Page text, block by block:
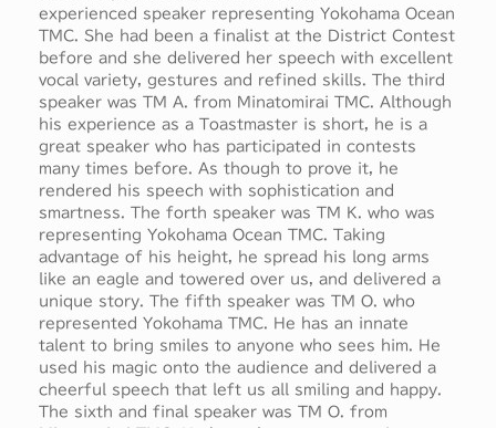
experienced speaker representing Yokohama Ocean
TMC. She had been a finalist at the District Contest
before and she delivered her speech with excellent
vocal variety, gestures and refined skills. The third
speaker was TM A. from Minatomirai TMC. Although
his experience as a Toastmaster is short, he is a
great speaker who has participated in contests
many times before. As though to prove it, he
rendered his speech with sophistication and
smartness. The forth speaker was TM K. who was
representing Yokohama Ocean TMC. Taking
advantage of his height, he spread his long arms
like an eagle and towered over us, and delivered a
unique story. The fifth speaker was TM O. who
represented Yokohama TMC. He has an innate
talent to bring smiles to anyone who sees him. He
used his magic onto the audience and delivered a
cheerful speech that left us all smiling and happy.
The sixth and final speaker was TM O. from